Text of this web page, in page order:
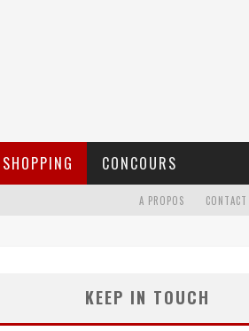
SHOPPING CONCOURS
A PROPOS CONTACT
KEEP IN TOUCH